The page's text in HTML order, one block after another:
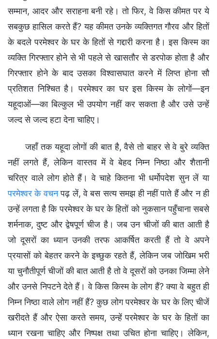
सम्मान, आदर और सराहना बनी रहे। तो फिर, वे किस कीमत पर ये
सबकुछ हासिल करते हैं? यह कीमत उनके व्यक्तिगत गौरव और हितों
के बदले परमेश्वर के घर के हितों से गद्दारी करना है। इस किस्म का
व्यक्ति गिरफ्तार होने से भी पहले से खासतौर से डरपोक होता है और
गिरफ्तार होने के बाद उसका विश्वासघात करने में लिप्त होना सौ
प्रतिशत निश्चित है। परमेश्वर का घर इस किस्म के लोगों—इन
यहूदाओं—का बिल्कुल भी उपयोग नहीं कर सकता है और उसे उन्हें
जल्द से जल्द हटा देना चाहिए।
जहाँ तक यहूदा लोगों की बात है, वैसे तो बाहर से वे बुरे व्यक्ति
नहीं लगते हैं, लेकिन वास्तव में वे बेहद निम्न निष्ठा और शैतानी
चरित्र वाले लोग होते हैं। वे चाहे कितना भी धर्मोपदेश सुन लें या
परमेश्वर के वचनपढ़ लें, वे बस सत्य समझ ही नहीं पाते हैं और न ही
उन्हें लगता है कि परमेश्वर के घर के हितों को नुकसान पहुँचाना सबसे
शर्मनाक, दुष्ट और द्वेषपूर्ण चीज है। जब उन चीजों की बात आती है
जो दूसरों का ध्यान उनकी तरफ आकर्षित करती हैं तो वे अपने
प्रयासों को बेहतर करने के इच्छुक रहते हैं, लेकिन जब जोखिम भरी
या चुनौतीपूर्ण चीजों की बात आती है तो वे दूसरों को उनका जिम्मा लेने
और उनसे निपटने देते हैं। वे किस किस्म के लोग हैं? क्या वे बहुत ही
निम्न निष्ठा वाले लोग नहीं हैं? कुछ लोग परमेश्वर के घर के लिए चीजें
खरीदते हैं और ऐसा करते समय, उन्हें परमेश्वर के घर के हितों का
ध्यान रखना चाहिए और निष्पक्ष तथा उचित होना चाहिए। लेकिन,